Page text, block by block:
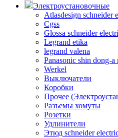
Электроустановочные
Atlasdesign schneider
Cgss
Glossa schneider
Legrand etika
legrand valena
Panasonic shin dong-a
Werkel
Выключатели
Коробки
Прочее
Разъемы хомуты
Розетки
Удлинители
Этюд schneider